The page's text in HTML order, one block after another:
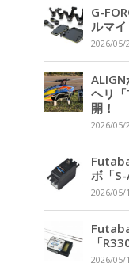
G-
ルマ
2026/05/
ヘリ
開！
2026/05/
ボ「
2026/05/
「
2026/05/